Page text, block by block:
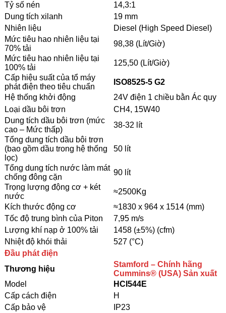
Tỷ số nén
14,3:1
Dung tích xilanh
19 mm
Nhiên liệu
Diesel (High Speed Diesel)
Mức tiêu hao nhiên liệu tại
70% tải
98,38 (Lít/Giờ)
Mức tiêu hao nhiên liệu tại
100% tải
125,50 (Lít/Giờ)
Cấp hiệu suất của tổ máy
phát điện theo tiêu chuẩn
ISO8525-5 G2
Hệ thống khởi động
24V điện 1 chiều bằn Ác quy
Loại dầu bôi trơn
CH4, 15W40
Dung tích dầu bôi trơn (mức
cao – Mức thấp)
38-32 lít
Tổng dung tích dầu bôi trơn
(bao gồm dầu trong hệ thống
lọc)
50 lít
Tổng dung tích nước làm mát
chống đông cặn
90 lít
Trọng lượng động cơ + két
nước
≈2500Kg
Kích thước động cơ
≈1830 x 964 x 1514 (mm)
Tốc độ trung bình của Piton
7,95 m/s
Lượng khí nạp ở 100% tải
1458 (±5%) (cfm)
Nhiệt độ khói thải
527 (°C)
Đầu phát điện
Thương hiệu
Stamford – Chính hãng
Cummins® (USA) Sản xuất
Model
HCI544E
Cấp cách điện
H
Cấp bảo vệ
IP23